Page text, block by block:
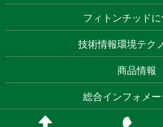
フィトンチッドに
技術情報環境テク
商品情報
総合インフォメー